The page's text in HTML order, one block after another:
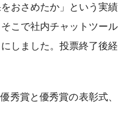
おさめたか」という実績
こで社内チャットツール
しました。投票終了後経
秀賞と優秀賞の表彰式、